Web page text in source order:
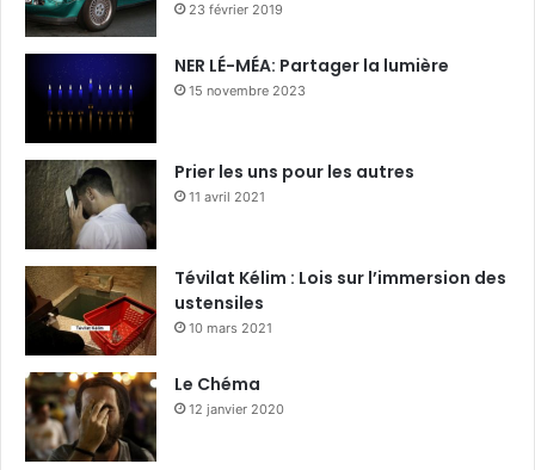
23 février 2019
NER LÉ-MÉA: Partager la lumière
15 novembre 2023
Prier les uns pour les autres
11 avril 2021
Tévilat Kélim : Lois sur l’immersion des
ustensiles
10 mars 2021
Le Chéma
12 janvier 2020